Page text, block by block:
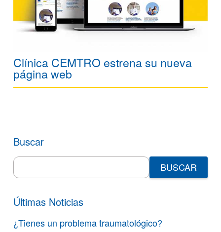
Clínica CEMTRO estrena su nueva
página web
Buscar
Search
for:
Últimas Noticias
¿Tienes un problema traumatológico?